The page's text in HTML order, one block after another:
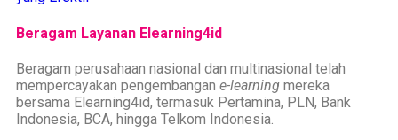
Beragam Layanan Elearning4id
Beragam perusahaan nasional dan multinasional telah
mempercayakan pengembangan e-learning mereka
bersama Elearning4id, termasuk Pertamina, PLN, Bank
Indonesia, BCA, hingga Telkom Indonesia.